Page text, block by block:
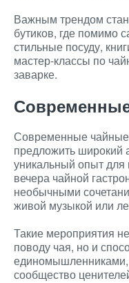
Важным трендом
бутиков, где помимо
стильные посуду,
мастер-классы по
заварке.
Современные чайные
предложить широкий
уникальный опыт для
вечера чайной
необычными
живой музыкой или
Такие мероприятия
поводу чая, но и
единомышленниками,
сообщество